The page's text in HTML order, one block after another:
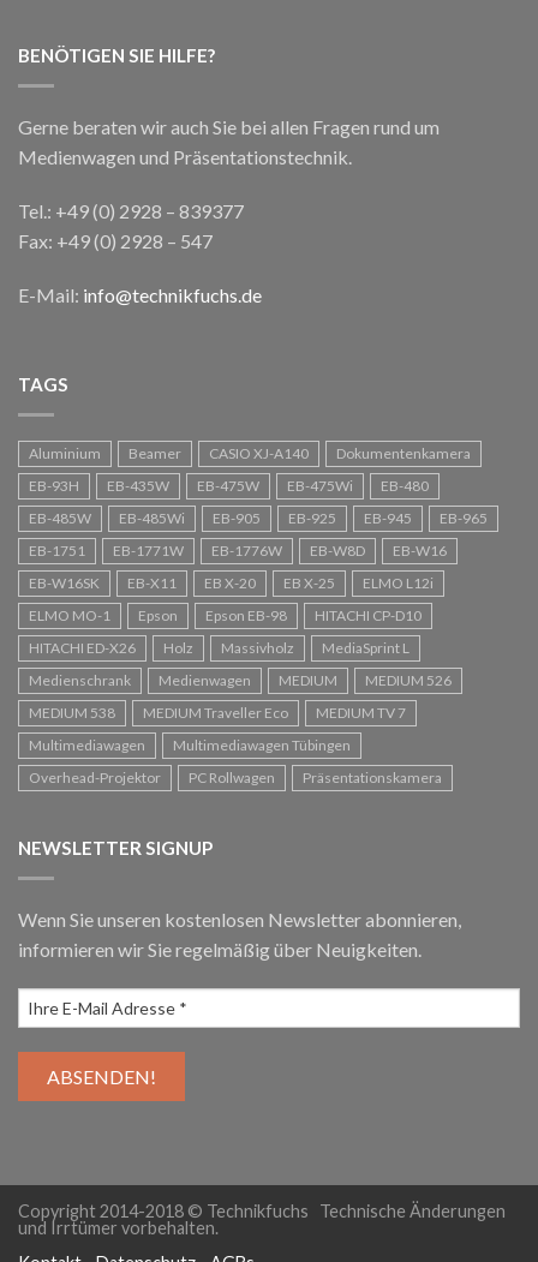
BENÖTIGEN SIE HILFE?
Gerne beraten wir auch Sie bei allen Fragen rund um
Medienwagen und Präsentationstechnik.
Tel.: +49 (0) 2928 – 839377
Fax: +49 (0) 2928 – 547
E-Mail: info@technikfuchs.de
TAGS
Aluminium Beamer CASIO XJ-A140
Dokumentenkamera
EB-93H
EB-435W EB-475W EB-475Wi
EB-480
EB-485W
EB-485Wi EB-905 EB-925 EB-945
EB-965
EB-1751
EB-1771W EB-1776W EB-W8D
EB-W16
EB-W16SK
EB-X11 EB X-20 EB X-25
ELMO L12i
ELMO MO-1
Epson Epson EB-98
HITACHI CP-D10
HITACHI ED-X26
Holz Massivholz
MediaSprint L
Medienschrank
Medienwagen MEDIUM
MEDIUM 526
MEDIUM 538
MEDIUM Traveller Eco
MEDIUM TV 7
Multimediawagen
Multimediawagen Tübingen
Overhead-Projektor
PC Rollwagen Präsentationskamera
NEWSLETTER SIGNUP
Wenn Sie unseren kostenlosen Newsletter abonnieren,
informieren wir Sie regelmäßig über Neuigkeiten.
Copyright 2014-2018 © Technikfuchs Technische Änderungen
und Irrtümer vorbehalten.